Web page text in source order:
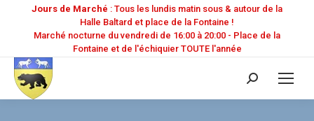
Jours de Marché : Tous les lundis matin sous & autour de la
Halle Baltard et place de la Fontaine !
Marché nocturne du vendredi de 16:00 à 20:00 - Place de la
Fontaine et de l'échiquier TOUTE l'année
Recherche
: